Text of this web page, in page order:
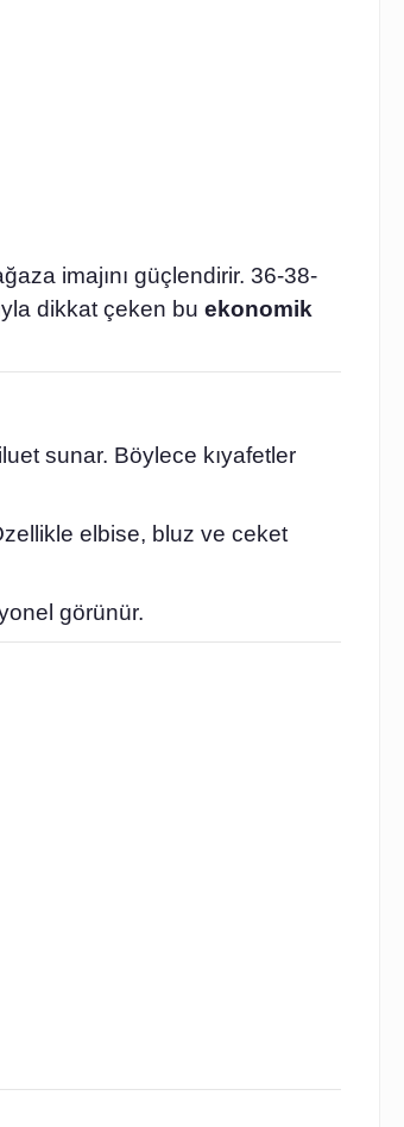
imajını güçlendirir. 36-38-
dikkat çeken bu ekonomik
sunar. Böylece kıyafetler
elbise, bluz ve ceket
görünür.